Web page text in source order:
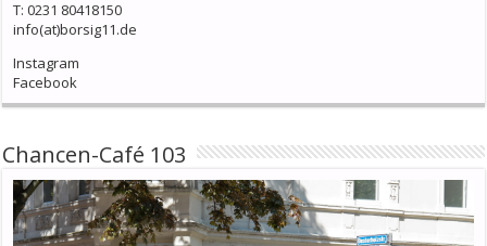
T: 0231 80418150
info(at)borsig11.de
Instagram
Facebook
Chancen-Café 103